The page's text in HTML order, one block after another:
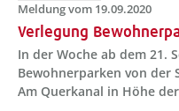
Meldung vom 19.09.2020
Verlegung
In der Woche ab dem 21.
Bewohnerparken von der
Am Querkanal in Höhe